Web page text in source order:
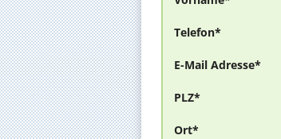
Telefon*
E-Mail Adresse*
PLZ*
Ort*